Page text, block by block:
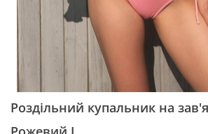
Роздільний купальник на